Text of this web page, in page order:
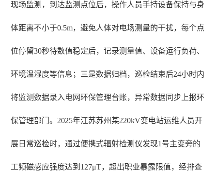
现场监测，到达监测点位后，操作人员手持设备保持与身
体距离不小于0.5m，避免人体对电场测量的干扰，每个点
位停留30秒待数值稳定后，记录测量值、设备运行负荷、
环境温湿度等信息；三是数据归档，巡检结束后24小时内
将监测数据录入电网环保管理台账，异常数据同步上报环
保管理部门。2025年江苏苏州某220kV变电站运维人员开
展日常巡检时，通过便携式辐射检测仪发现1号主变旁的
工频磁感应强度达到127μT，超出职业暴露限值，经排查